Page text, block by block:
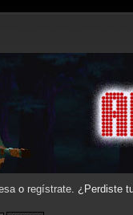
o regístrate. ¿Perdiste